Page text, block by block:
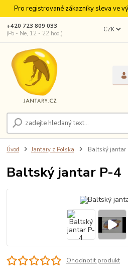
Pro registrované zákazníky sleva ve
CZK
+420 723 809 033
(Po - Ne, 12 - 22 hod.)
Úvod Jantary z Polska Baltský jantar
Baltský jantar P-4
Ohodnotit produkt